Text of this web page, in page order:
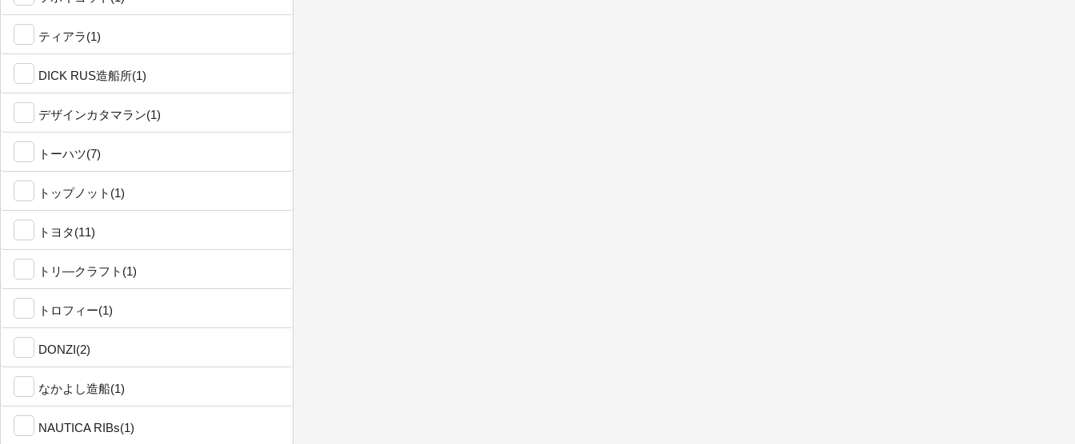
ティアラ(1)
DICK RUS造船所(1)
デザインカタマラン(1)
トーハツ(7)
トップノット(1)
トヨタ(11)
トリ―クラフト(1)
トロフィー(1)
DONZI(2)
なかよし造船(1)
NAUTICA RIBs(1)